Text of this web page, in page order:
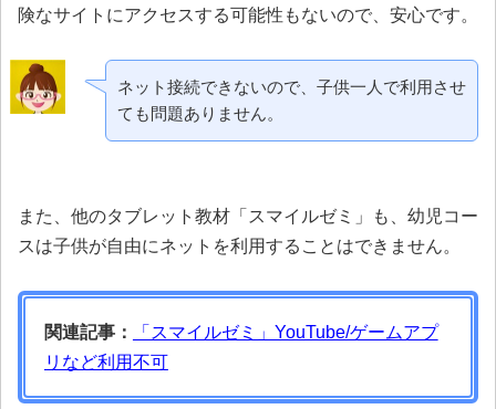
険なサイトにアクセスする可能性もないので、安心です。
ネット接続できないので、子供一人で利用させ
ても問題ありません。
また、他のタブレット教材「スマイルゼミ」も、幼児コー
スは子供が自由にネットを利用することはできません。
関連記事：
「スマイルゼミ」YouTube/ゲームアプ
リなど利用不可